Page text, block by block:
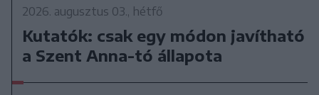
2026. augusztus 03., hétfő
Kutatók: csak egy módon javítható
a Szent Anna-tó állapota